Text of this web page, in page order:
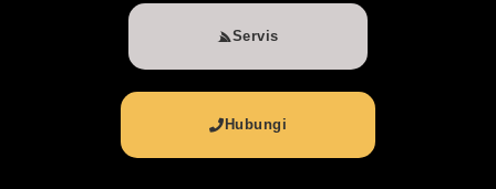
Servis
Hubungi